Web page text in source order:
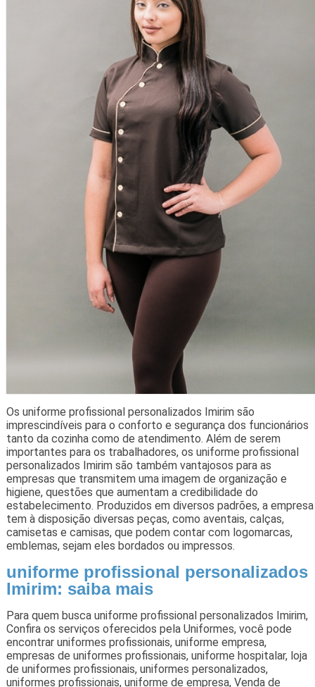
Os uniforme profissional personalizados Imirim são
imprescindíveis para o conforto e segurança dos funcionários
tanto da cozinha como de atendimento. Além de serem
importantes para os trabalhadores, os uniforme profissional
personalizados Imirim são também vantajosos para as
empresas que transmitem uma imagem de organização e
higiene, questões que aumentam a credibilidade do
estabelecimento. Produzidos em diversos padrões, a empresa
tem à disposição diversas peças, como aventais, calças,
camisetas e camisas, que podem contar com logomarcas,
emblemas, sejam eles bordados ou impressos.
uniforme profissional personalizados
Imirim: saiba mais
Para quem busca uniforme profissional personalizados Imirim,
Confira os serviços oferecidos pela Uniformes, você pode
encontrar uniformes profissionais, uniforme empresa,
empresas de uniformes profissionais, uniforme hospitalar, loja
de uniformes profissionais, uniformes personalizados,
uniformes profissionais, uniforme de empresa, Venda de